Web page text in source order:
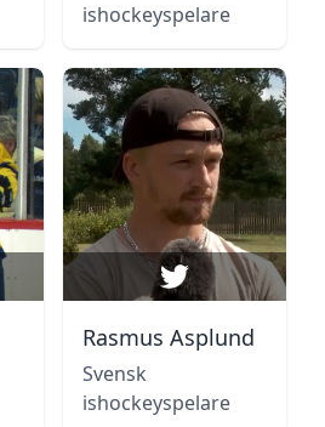
ishockeyspelare
Rasmus Asplund
Svensk
ishockeyspelare